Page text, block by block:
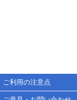
ご利用の注意点